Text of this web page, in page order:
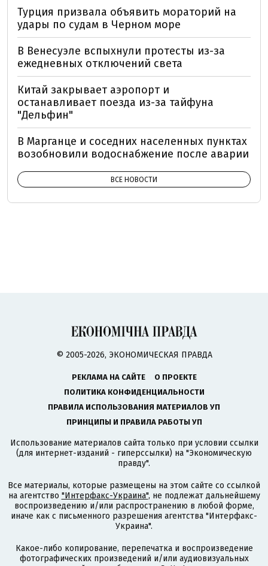
Турция призвала объявить мораторий на
удары по судам в Черном море
В Венесуэле вспыхнули протесты из-за
ежедневных отключений света
Китай закрывает аэропорт и
останавливает поезда из-за тайфуна
"Дельфин"
В Марганце и соседних населенных пунктах
возобновили водоснабжение после аварии
ВСЕ НОВОСТИ
© 2005-2026, ЭКОНОМИЧЕСКАЯ ПРАВДА
РЕКЛАМА НА САЙТЕ
О ПРОЕКТЕ
ПОЛИТИКА КОНФИДЕНЦИАЛЬНОСТИ
ПРАВИЛА ИСПОЛЬЗОВАНИЯ МАТЕРИАЛОВ УП
ПРИНЦИПЫ И ПРАВИЛА РАБОТЫ УП
Использование материалов сайта только при условии ссылки
(для интернет-изданий - гиперссылки) на "Экономическую
правду".
Все материалы, которые размещены на этом сайте со ссылкой
на агентство "Интерфакс-Украина", не подлежат дальнейшему
воспроизведению и/или распространению в любой форме,
иначе как с письменного разрешения агентства "Интерфакс-
Украина".
Какое-либо копирование, перепечатка и воспроизведение
фотографических произведений и/или аудиовизуальных